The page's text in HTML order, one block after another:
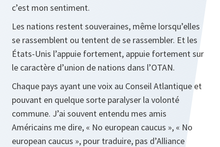
c’est mon sentiment.
Les nations restent souveraines, même lorsqu’elles
se rassemblent ou tentent de se rassembler. Et les
États-Unis l’appuie fortement, appuie fortement sur
le caractère d’union de nations dans l’OTAN.
Chaque pays ayant une voix au Conseil Atlantique et
pouvant en quelque sorte paralyser la volonté
commune. J’ai souvent entendu mes amis
Américains me dire, « No european caucus », « No
european caucus », pour traduire, pas d’Alliance